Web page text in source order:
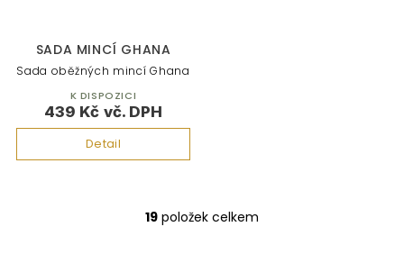
SADA MINCÍ GHANA
439 Kč
Detail
Sada oběžných mincí Ghana
K DISPOZICI
O
19 položek celkem